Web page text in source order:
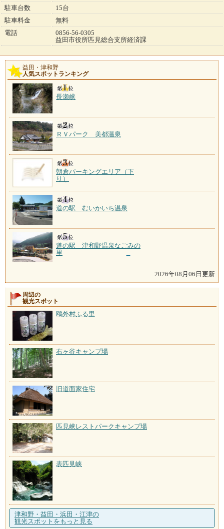
駐車台数
15台
駐車料金
無料
電話
0856-56-0305
益田市役所匹見総合支所経済課
益田・津和野
人気スポットランキング
長瀬峡
ＲＶパーク 美都温泉
朝倉パーキングエリア（下
り）
道の駅 むいかいち温泉
道の駅 津和野温泉なごみの
里
2026年08月06日更新
周辺の
観光スポット
鴎外村ふる里
右ヶ谷キャンプ場
旧道面家住宅
匹見峡レストパークキャンプ場
表匹見峡
津和野・益田・浜田・江津の
観光スポットをもっと見る